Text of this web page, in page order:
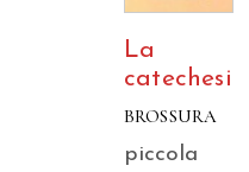
La
catechesi
BROSSURA
piccola